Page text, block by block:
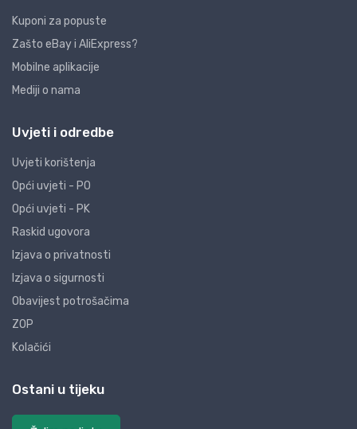
Kuponi za popuste
Zašto eBay i AliExpress?
Mobilne aplikacije
Mediji o nama
Uvjeti i odredbe
Uvjeti korištenja
Opći uvjeti - PO
Opći uvjeti - PK
Raskid ugovora
Izjava o privatnosti
Izjava o sigurnosti
Obavijest potrošačima
ZOP
Kolačići
Ostani u tijeku